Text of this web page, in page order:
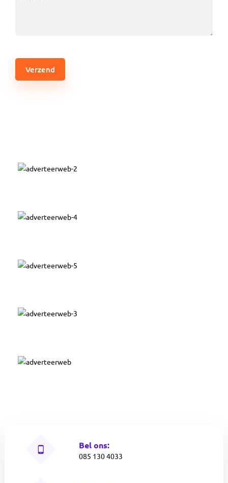
Bel ons:
085 130 4033